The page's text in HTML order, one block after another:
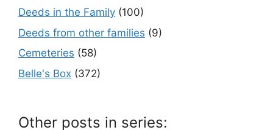
Deeds in the Family (100)
Deeds from other families (9)
Cemeteries (58)
Belle's Box (372)
Other posts in series: